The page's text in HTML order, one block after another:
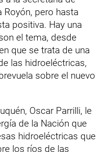
Royón, pero hasta
positiva. Hay una
el tema, desde
que se trata de una
las hidroeléctricas,
sobre el nuevo
Oscar Parrilli, le
de la Nación que
hidroeléctricas que
los ríos de las